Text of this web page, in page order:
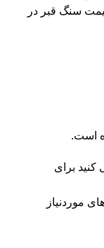
سنگ قبر در
است.
کنید برای
موردنیاز